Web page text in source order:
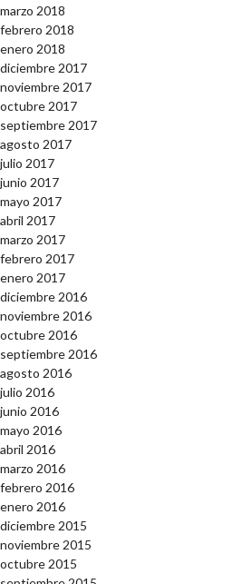
marzo 2018
febrero 2018
enero 2018
diciembre 2017
noviembre 2017
octubre 2017
septiembre 2017
agosto 2017
julio 2017
junio 2017
mayo 2017
abril 2017
marzo 2017
febrero 2017
enero 2017
diciembre 2016
noviembre 2016
octubre 2016
septiembre 2016
agosto 2016
julio 2016
junio 2016
mayo 2016
abril 2016
marzo 2016
febrero 2016
enero 2016
diciembre 2015
noviembre 2015
octubre 2015